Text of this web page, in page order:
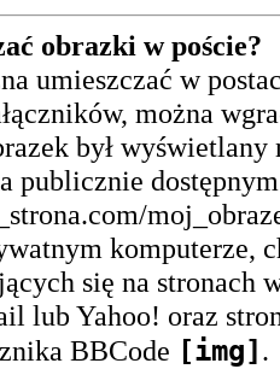
obrazki w poście?
umieszczać w
można
był
publicznie
komputerze,
się na
lub Yahoo! oraz
BBCode [img].